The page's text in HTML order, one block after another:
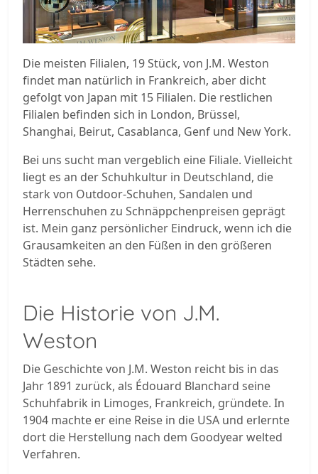
Die meisten Filialen, 19 Stück, von J.M. Weston
findet man natürlich in Frankreich, aber dicht
gefolgt von Japan mit 15 Filialen. Die restlichen
Filialen befinden sich in London, Brüssel,
Shanghai, Beirut, Casablanca, Genf und New York.
Bei uns sucht man vergeblich eine Filiale. Vielleicht
liegt es an der Schuhkultur in Deutschland, die
stark von Outdoor-Schuhen, Sandalen und
Herrenschuhen zu Schnäppchenpreisen geprägt
ist. Mein ganz persönlicher Eindruck, wenn ich die
Grausamkeiten an den Füßen in den größeren
Städten sehe.
Die Historie von J.M.
Weston
Die Geschichte von J.M. Weston reicht bis in das
Jahr 1891 zurück, als Édouard Blanchard seine
Schuhfabrik in Limoges, Frankreich, gründete. In
1904 machte er eine Reise in die USA und erlernte
dort die Herstellung nach dem Goodyear welted
Verfahren.